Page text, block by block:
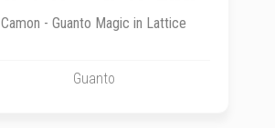
Camon - Guanto Magic in Lattice
Guanto